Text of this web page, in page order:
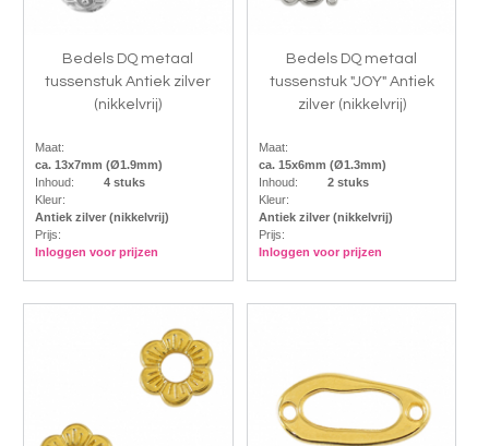
Bedels DQ metaal
tussenstuk Antiek zilver
(nikkelvrij)
Maat:
ca. 13x7mm (Ø1.9mm)
Inhoud:
4 stuks
Kleur:
Antiek zilver (nikkelvrij)
Prijs:
Inloggen voor prijzen
Bedels DQ metaal
tussenstuk "JOY" Antiek
zilver (nikkelvrij)
Maat:
ca. 15x6mm (Ø1.3mm)
Inhoud:
2 stuks
Kleur:
Antiek zilver (nikkelvrij)
Prijs:
Inloggen voor prijzen